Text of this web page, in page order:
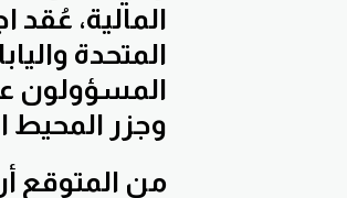
المالية، عُقد
المتحدة
المسؤولون
وجزر المحيط
من المتوقع أن